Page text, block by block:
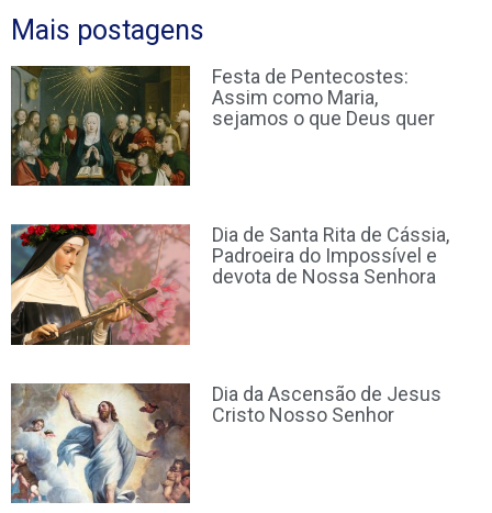
Mais postagens
Festa de Pentecostes:
Assim como Maria,
sejamos o que Deus quer
Dia de Santa Rita de Cássia,
Padroeira do Impossível e
devota de Nossa Senhora
Dia da Ascensão de Jesus
Cristo Nosso Senhor